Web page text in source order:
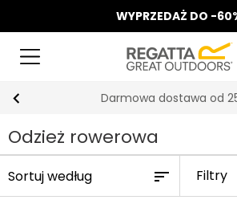
WYPRZEDAŻ DO -
Odbierz 15%, za zapis do
Odzież rowerowa
Filtry